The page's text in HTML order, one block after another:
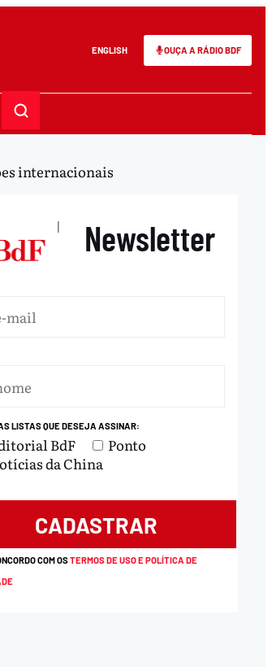
ENGLISH OUÇA A RÁDIO BDF
internacionais
| Newsletter
LISTAS QUE DESEJA ASSINAR:
BdF
Ponto
da China
COM OSTERMOS DE USO E POLÍTICA DE